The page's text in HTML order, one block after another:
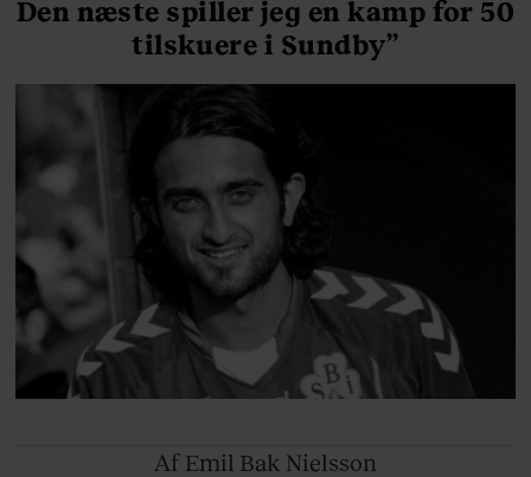
Den næste spiller jeg en kamp for 50
tilskuere i Sundby”
Af Emil Bak Nielsson